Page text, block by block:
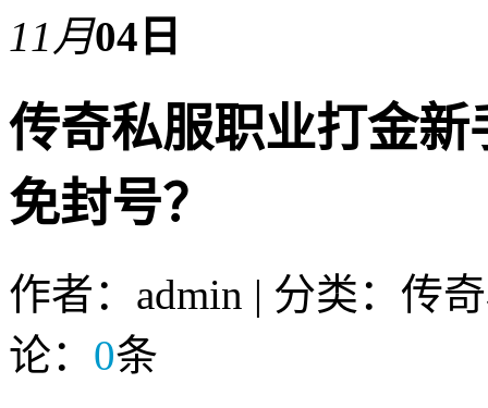
11月04日
传奇私服职业打金
免封号？
作者：admin | 分类：传
论： 0条